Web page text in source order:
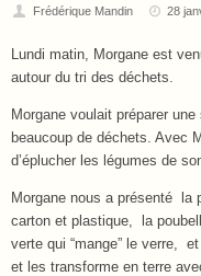
Frédérique Mandin 28
Lundi matin, Morgane est
autour du tri des déchets.
Morgane voulait préparer
beaucoup de déchets. Avec
d’éplucher les légumes de
Morgane nous a présenté la
carton et plastique, la
verte qui “mange” le verre,
et les transforme en terre